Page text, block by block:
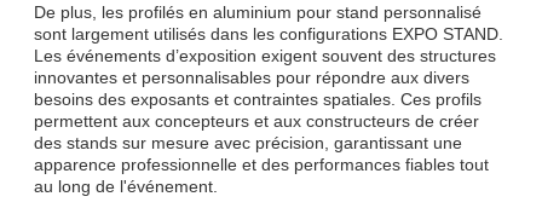
De plus, les profilés en aluminium pour stand personnalisé
sont largement utilisés dans les configurations EXPO STAND.
Les événements d’exposition exigent souvent des structures
innovantes et personnalisables pour répondre aux divers
besoins des exposants et contraintes spatiales. Ces profils
permettent aux concepteurs et aux constructeurs de créer
des stands sur mesure avec précision, garantissant une
apparence professionnelle et des performances fiables tout
au long de l'événement.